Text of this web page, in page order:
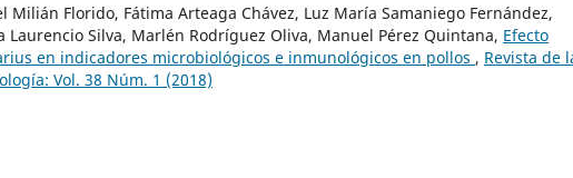
Milián Florido, Fátima Arteaga Chávez, Luz María Samaniego Fernández,
Laurencio Silva, Marlén Rodríguez Oliva, Manuel Pérez Quintana, Efecto
en indicadores microbiológicos e inmunológicos en pollos , Revista de
Vol. 38 Núm. 1 (2018)